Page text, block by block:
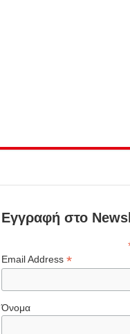
Εγγραφή στο
Email Address *
Όνομα